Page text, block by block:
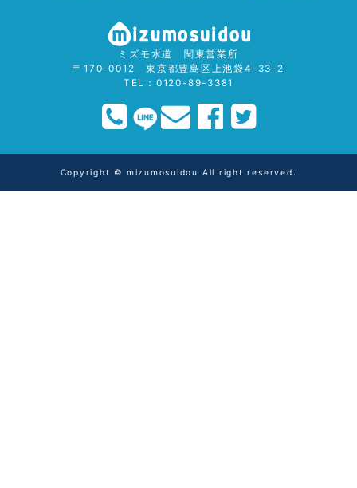
ミズモ水道 関東営業所
〒170-0012 東京都豊島区上池袋4-33-2
TEL：0120-89-3381
Copyright © mizumosuidou All right reserved.